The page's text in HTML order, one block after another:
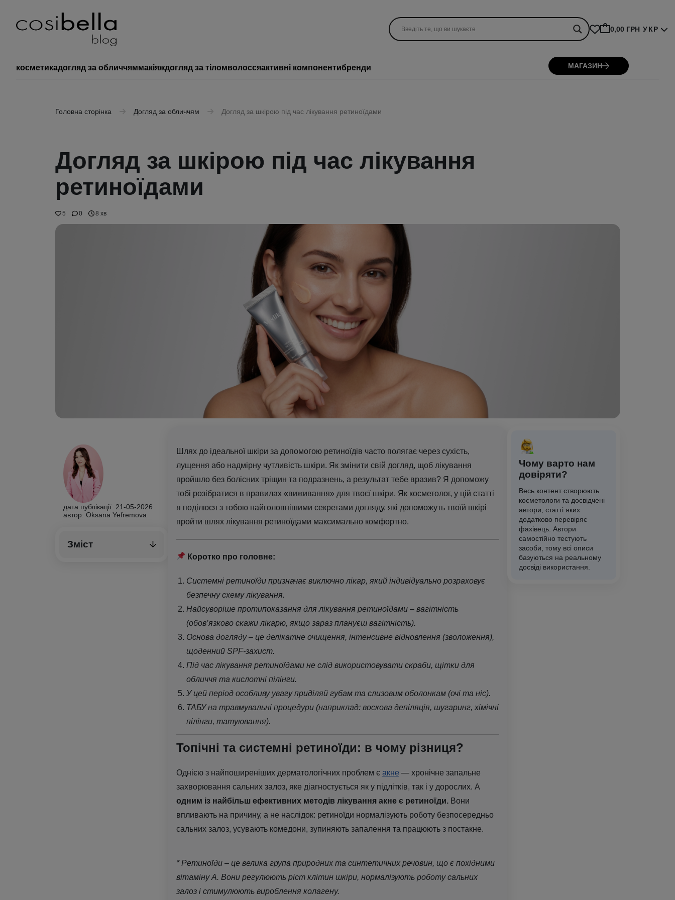
0,00 ГРН УКР
косметикадогляд за обличчяммакіяждогляд за тіломволоссяактивні компонентибренди МАГАЗИН
Головна сторінка Догляд за обличчям Догляд за шкірою під час лікування ретиноїдами
Догляд за шкірою під час лікування
ретиноїдами
5 0 8 хв
дата публікації: 21-05-2026
автор: Oksana Yefremova
Зміст
Шлях до ідеальної шкіри за допомогою ретиноїдів часто полягає через сухість,
лущення або надмірну чутливість шкіри. Як змінити свій догляд, щоб лікування
пройшло без болісних тріщин та подразнень, а результат тебе вразив? Я допоможу
тобі розібратися в правилах «виживання» для твоєї шкіри. Як косметолог, у цій статті
я поділюся з тобою найголовнішими секретами догляду, які допоможуть твоїй шкірі
пройти шлях лікування ретиноїдами максимально комфортно.
Коротко про головне:
Системні ретиноїди призначає виключно лікар, який індивідуально розраховує
безпечну схему лікування.
Найсуворіше протипоказання для лікування ретиноїдами –вагітність
(обов’язково скажи лікарю, якщо зараз плануєш вагітність).
Основа догляду– це делікатне очищення, інтенсивне відновлення (зволоження),
щоденний SPF-захист.
Під час лікування ретиноїдами не слід використовувати скраби, щітки для
обличчя та кислотні пілінги.
У цей період особливу увагу приділяй губам та слизовим оболонкам (очі та ніс).
ТАБУ на травмувальні процедури (наприклад: воскова депіляція, шугаринг, хімічні
пілінги, татуювання).
Топічні та системні ретиноїди: в чому різниця?
Однією з найпоширеніших дерматологічних проблем є акне — хронічне запальне
захворювання сальних залоз, яке діагностується як у підлітків, так і у дорослих. А
одним із найбільш ефективних методів лікування акне є ретиноїди.Вони
впливають на причину, а не наслідок: ретиноїди нормалізують роботу безпосередньо
сальних залоз, усувають комедони, зупиняють запалення та працюють з постакне.
* Ретиноїди – це велика група природних та синтетичних речовин, що є похідними
вітаміну А. Вони регулюють ріст клітин шкіри, нормалізують роботу сальних
залоз і стимулюють вироблення колагену.
Чому варто нам
довіряти?
Весь контент створюють
косметологи та досвідчені
автори, статті яких
додатково перевіряє
фахівець. Автори
самостійно тестують
засоби, тому всі описи
базуються на реальному
досвіді використання.